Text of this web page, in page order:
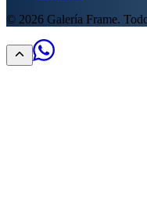
© 2026 Galería Frame.